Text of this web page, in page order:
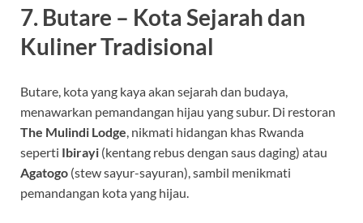
7. Butare – Kota Sejarah dan
Kuliner Tradisional
Butare, kota yang kaya akan sejarah dan budaya,
menawarkan pemandangan hijau yang subur. Di restoran
The Mulindi Lodge, nikmati hidangan khas Rwanda
seperti Ibirayi (kentang rebus dengan saus daging) atau
Agatogo (stew sayur-sayuran), sambil menikmati
pemandangan kota yang hijau.